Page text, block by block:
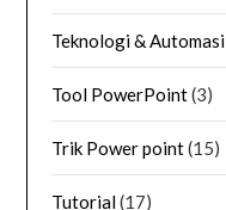
Teknologi & Automasi
Tool PowerPoint(3)
Trik Power point(15)
Tutorial(17)